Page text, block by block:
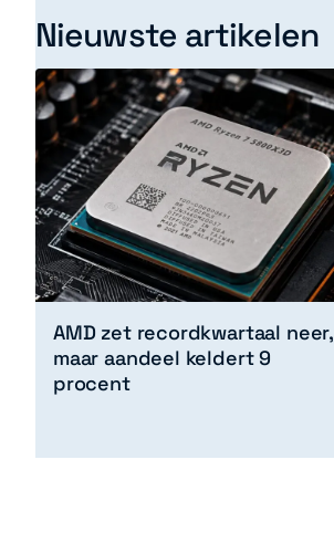
Nieuwste artikelen
AMD zet recordkwartaal neer,
maar aandeel keldert 9
procent